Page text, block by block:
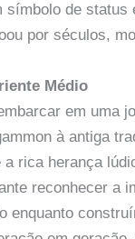
símbolo de status
por séculos,
Médio
em uma
à antiga
rica herança
reconhecer a